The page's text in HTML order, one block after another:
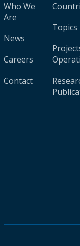
Who We
Are
News
Careers
Contact
Topics